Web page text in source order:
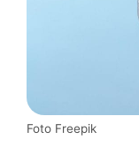
Foto Freepik